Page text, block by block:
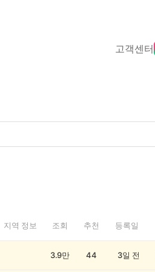
고객센터
지역 정보 조회 추천 등록일
3.9만 44 3일 전